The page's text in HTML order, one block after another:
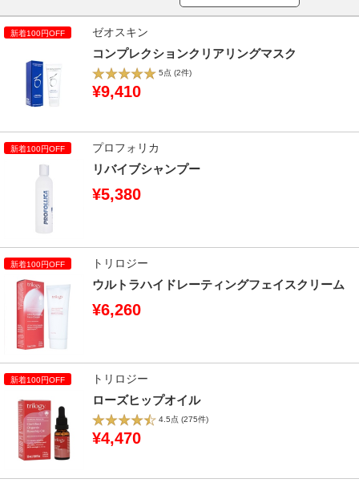
ゼオスキン
コンプレクションクリアリングマスク
5点 (2件)
¥9,410
プロフォリカ
リバイブシャンプー
¥5,380
トリロジー
ウルトラハイドレーティングフェイスクリーム
¥6,260
トリロジー
ローズヒップオイル
4.5点 (275件)
¥4,470